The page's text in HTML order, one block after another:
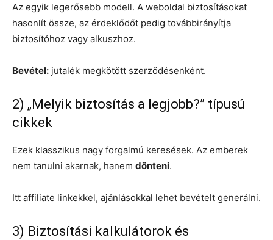
Az egyik legerősebb modell. A weboldal biztosításokat
hasonlít össze, az érdeklődőt pedig továbbirányítja
biztosítóhoz vagy alkuszhoz.
Bevétel: jutalék megkötött szerződésenként.
2) „Melyik biztosítás a legjobb?” típusú
cikkek
Ezek klasszikus nagy forgalmú keresések. Az emberek
nem tanulni akarnak, hanem dönteni.
Itt affiliate linkekkel, ajánlásokkal lehet bevételt generálni.
3) Biztosítási kalkulátorok és